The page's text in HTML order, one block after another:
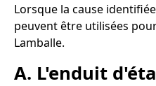
Lorsque la cause
peuvent être utilisées
Lamballe.
A. L'enduit